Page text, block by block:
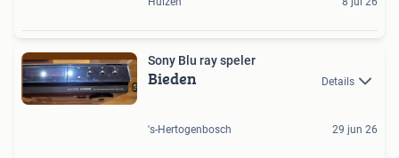
Sony Blu ray speler
Bieden Details
's-Hertogenbosch 29 jun 26